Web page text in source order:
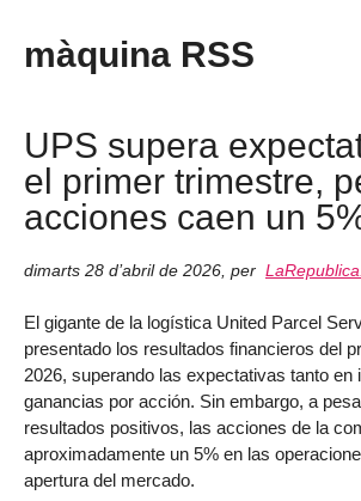
màquina RSS
UPS supera
el primer trimestre,
acciones caen un
dimarts 28 d’abril de 2026 per
El gigante de la logística United Parcel
presentado los resultados financieros del
2026, superando las expectativas tanto en
ganancias por acción. Sin embargo, a
resultados positivos, las acciones de la
aproximadamente un 5% en las
apertura del mercado.